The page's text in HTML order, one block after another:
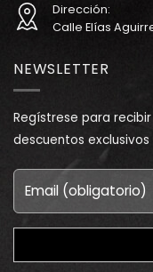
Dirección:
Calle Elías
NEWSLETTER
Regístrese para
descuentos exclusivos